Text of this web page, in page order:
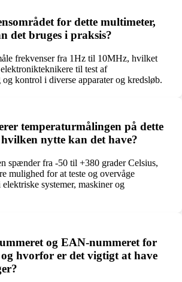
for dette multimeter,
det bruges i praksis?
frekvenser fra 1Hz til 10MHz, hvilket
til test af
kontrol i diverse apparater og kredsløb.
temperaturmålingen på dette
nytte kan det have?
spænder fra -50 til +380 grader Celsius,
mulighed for at teste og overvåge
systemer, maskiner og
og EAN-nummeret for
hvorfor er det vigtigt at have